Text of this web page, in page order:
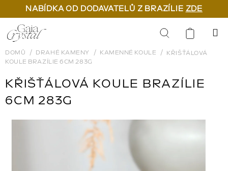
NABÍDKA OD DODAVATELŮ Z BRAZÍLIE ZDE
Přejít
na
obsah
Hledat
DOMŮ DRAHÉ KAMENY KAMENNÉ KOULE
KŘIŠŤÁLOVÁ
KOULE BRAZÍLIE 6CM 283G
KŘIŠŤÁLOVÁ KOULE BRAZÍLIE
6CM 283G